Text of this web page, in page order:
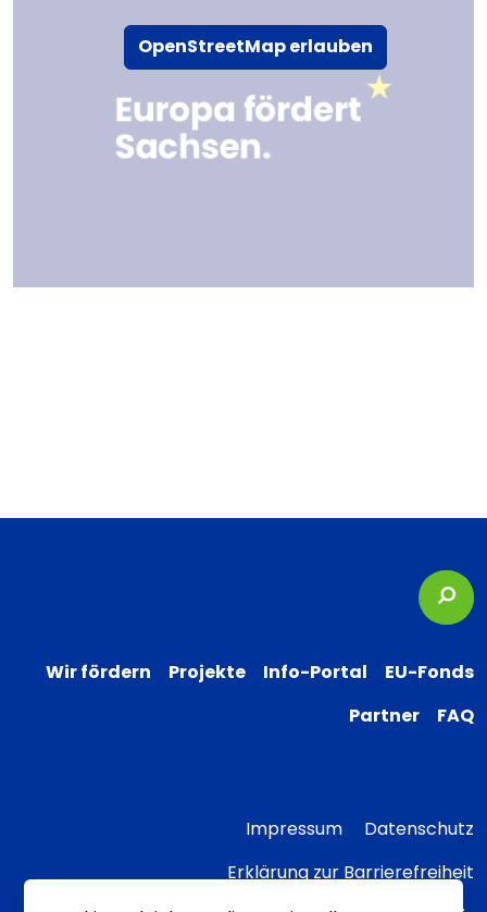
OpenStreetMap erlauben
Wir fördern Projekte Info-Portal
EU-Fonds
Partner
FAQ
Impressum
Datenschutz
Erklärung zur Barrierefreiheit